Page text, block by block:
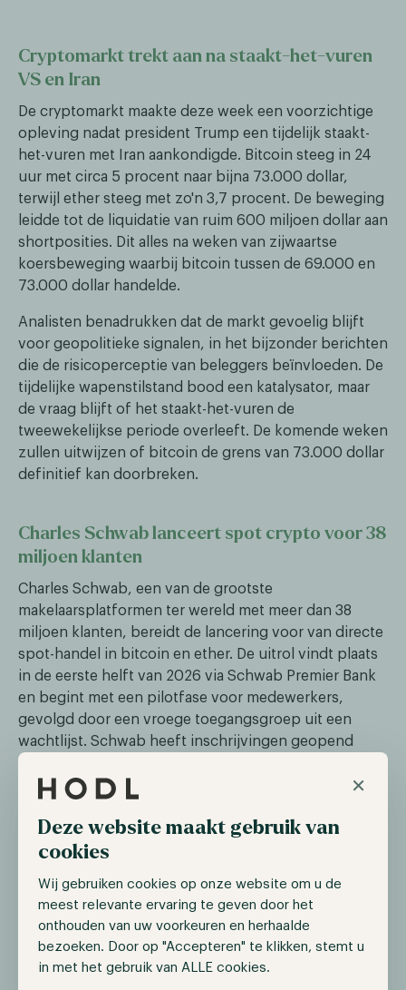
×
Deze website maakt gebruik van
cookies
Wij gebruiken cookies op onze website om u de
meest relevante ervaring te geven door het
onthouden van uw voorkeuren en herhaalde
bezoeken. Door op "Accepteren" te klikken, stemt u
in met het gebruik van ALLE cookies.
Cryptomarkt trekt aan na staakt-het-vuren
VS en Iran
De cryptomarkt maakte deze week een voorzichtige
opleving nadat president Trump een tijdelijk staakt-
het-vuren met Iran aankondigde. Bitcoin steeg in 24
uur met circa 5 procent naar bijna 73.000 dollar,
terwijl ether steeg met zo'n 3,7 procent. De beweging
leidde tot de liquidatie van ruim 600 miljoen dollar aan
shortposities. Dit alles na weken van zijwaartse
koersbeweging waarbij bitcoin tussen de 69.000 en
73.000 dollar handelde.
Analisten benadrukken dat de markt gevoelig blijft
voor geopolitieke signalen, in het bijzonder berichten
die de risicoperceptie van beleggers beïnvloeden. De
tijdelijke wapenstilstand bood een katalysator, maar
de vraag blijft of het staakt-het-vuren de
tweewekelijkse periode overleeft. De komende weken
zullen uitwijzen of bitcoin de grens van 73.000 dollar
definitief kan doorbreken.
Charles Schwab lanceert spot crypto voor 38
miljoen klanten
Charles Schwab, een van de grootste
makelaarsplatformen ter wereld met meer dan 38
miljoen klanten, bereidt de lancering voor van directe
spot-handel in bitcoin en ether. De uitrol vindt plaats
in de eerste helft van 2026 via Schwab Premier Bank
en begint met een pilotfase voor medewerkers,
gevolgd door een vroege toegangsgroep uit een
wachtlijst. Schwab heeft inschrijvingen geopend
voor zijn nieuwe Schwab Crypto-account. Het
platform is beschikbaar in alle Amerikaanse staten,
Met meer dan 12 biljoen dollar aan beheerd vermogen
meest significante stappen richting de integratie van
digitale activa in de traditionele financiële sector. De
initiële functies zijn beperkt: klanten kunnen
voorlopig geen crypto opnemen naar eigen wallets,
niet staken en geen terugkerende aankopen instellen.